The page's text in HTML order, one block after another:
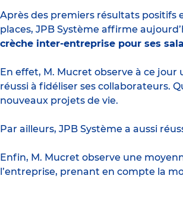
Après des premiers résultats positifs
places, JPB Système affirme
crèche inter-entreprise pour ses
En effet, M. Mucret observe à ce jour
réussi à fidéliser ses collaborateurs.
nouveaux projets de vie.
Par ailleurs, JPB Système a aussi
Enfin, M. Mucret observe une
l’entreprise, prenant en compte la